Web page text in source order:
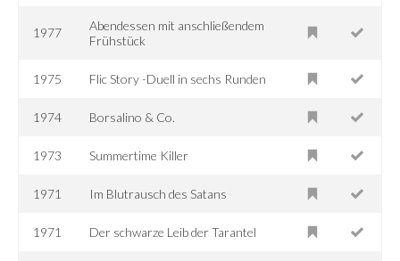
1977
Abendessen mit anschließendem
Frühstück
1975 Flic Story -Duell in sechs Runden
1974 Borsalino & Co.
1973 Summertime Killer
1971 Im Blutrausch des Satans
1971 Der schwarze Leib der Tarantel